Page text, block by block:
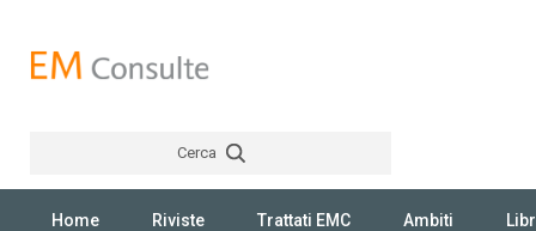
Cerca
Home Riviste Trattati EMC Ambiti